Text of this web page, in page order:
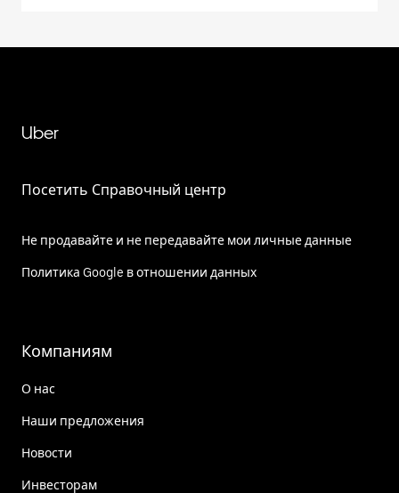
Uber
Посетить Справочный центр
Не продавайте и не передавайте мои личные данные
Политика Google в отношении данных
Компаниям
О нас
Наши предложения
Новости
Инвесторам